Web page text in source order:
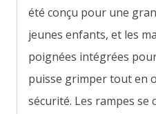
été conçu pour une
jeunes enfants, et les
poignées intégrées
puisse grimper tout en
sécurité. Les rampes se